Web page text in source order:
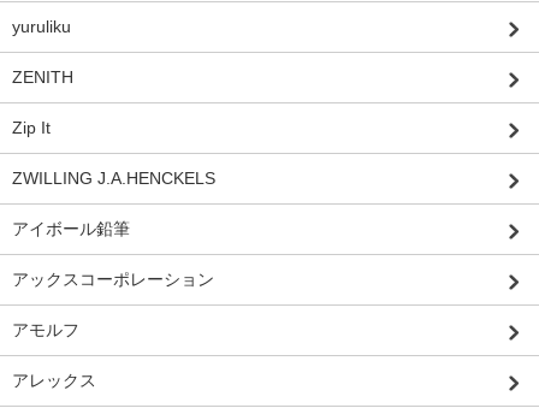
yuruliku
ZENITH
Zip It
ZWILLING J.A.HENCKELS
アイボール鉛筆
アックスコーポレーション
アモルフ
アレックス